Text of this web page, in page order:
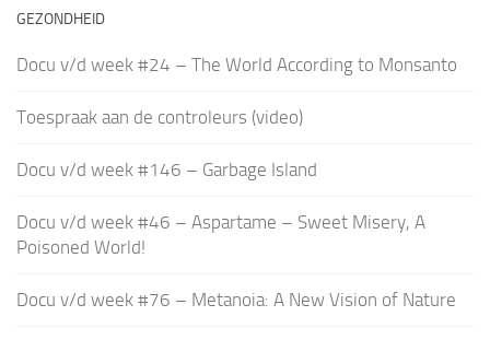
GEZONDHEID
Docu v/d week #24 – The World According to Monsanto
Toespraak aan de controleurs (video)
Docu v/d week #146 – Garbage Island
Docu v/d week #46 – Aspartame – Sweet Misery, A
Poisoned World!
Docu v/d week #76 – Metanoia: A New Vision of Nature